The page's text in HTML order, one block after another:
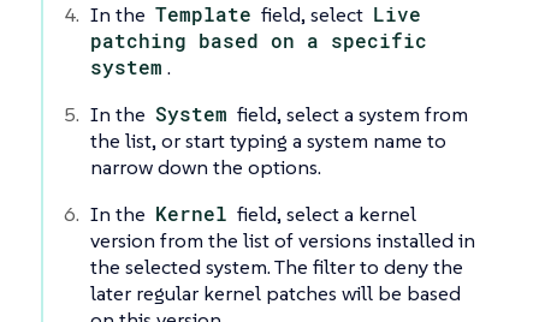
In the Template field, select Live
patching based on a specific
system .
In the System field, select a system from
the list, or start typing a system name to
narrow down the options.
In the Kernel field, select a kernel
version from the list of versions installed in
the selected system. The filter to deny the
later regular kernel patches will be based